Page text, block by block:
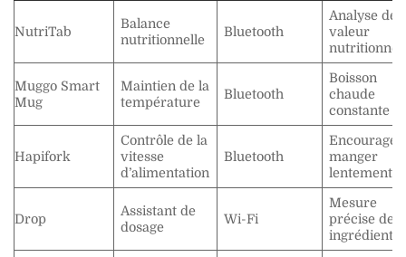
NutriTab
Balance
nutritionnelle
Bluetooth
Analyse de
valeur
Muggo Smart
Mug
Maintien de la
température
Bluetooth
Boisson
chaude
constante
Hapifork
Contrôle de la
vitesse
d’alimentation
Bluetooth
Encourage
manger
lentement
Drop
Assistant de
dosage
Wi-Fi
Mesure
précise des
ingrédients